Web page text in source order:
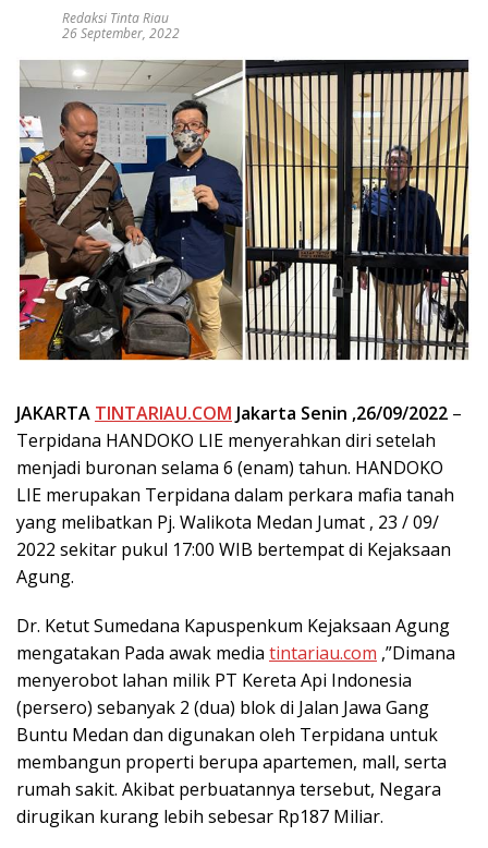
Redaksi Tinta Riau
26 September, 2022
JAKARTA TINTARIAU.COM Jakarta Senin ,26/09/2022 –
Terpidana HANDOKO LIE menyerahkan diri setelah
menjadi buronan selama 6 (enam) tahun. HANDOKO
LIE merupakan Terpidana dalam perkara mafia tanah
yang melibatkan Pj. Walikota Medan Jumat , 23 / 09/
2022 sekitar pukul 17:00 WIB bertempat di Kejaksaan
Agung.
Dr. Ketut Sumedana Kapuspenkum Kejaksaan Agung
mengatakan Pada awak media tintariau.com ,”Dimana
menyerobot lahan milik PT Kereta Api Indonesia
(persero) sebanyak 2 (dua) blok di Jalan Jawa Gang
Buntu Medan dan digunakan oleh Terpidana untuk
membangun properti berupa apartemen, mall, serta
rumah sakit. Akibat perbuatannya tersebut, Negara
dirugikan kurang lebih sebesar Rp187 Miliar.